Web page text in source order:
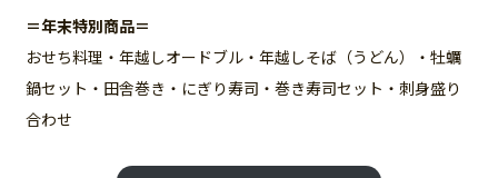
＝年末特別商品＝
おせち料理・年越しオードブル・年越しそば（うどん）・牡蠣
鍋セット・田舎巻き・にぎり寿司・巻き寿司セット・刺身盛り
合わせ